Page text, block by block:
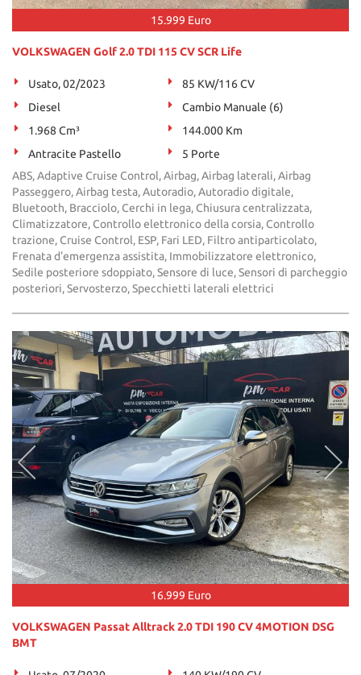
15.999 Euro
VOLKSWAGEN Golf 2.0 TDI 115 CV SCR Life
Usato, 02/2023
85 KW/116 CV
Diesel
Cambio Manuale (6)
1.968 Cm³
144.000 Km
Antracite Pastello
5 Porte
ABS, Adaptive Cruise Control, Airbag, Airbag laterali, Airbag
Passeggero, Airbag testa, Autoradio, Autoradio digitale,
Bluetooth, Bracciolo, Cerchi in lega, Chiusura centralizzata,
Climatizzatore, Controllo elettronico della corsia, Controllo
trazione, Cruise Control, ESP, Fari LED, Filtro antiparticolato,
Frenata d'emergenza assistita, Immobilizzatore elettronico,
Sedile posteriore sdoppiato, Sensore di luce, Sensori di parcheggio
posteriori, Servosterzo, Specchietti laterali elettrici
16.999 Euro
VOLKSWAGEN Passat Alltrack 2.0 TDI 190 CV 4MOTION DSG
BMT